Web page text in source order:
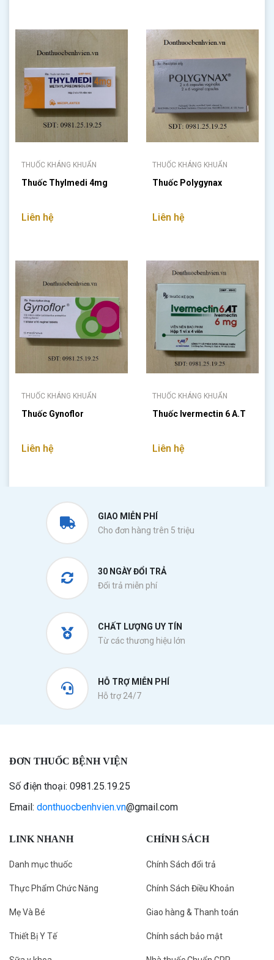
THUỐC KHÁNG KHUẨN
Thuốc Thylmedi 4mg
Liên hệ
THUỐC KHÁNG KHUẨN
Thuốc Polygynax
Liên hệ
THUỐC KHÁNG KHUẨN
Thuốc Gynoflor
Liên hệ
THUỐC KHÁNG KHUẨN
Thuốc Ivermectin 6 A.T
Liên hệ
GIAO MIỄN PHÍ
Cho đơn hàng trên 5 triệu
30 NGÀY ĐỔI TRẢ
Đổi trả miễn phí
CHẤT LƯỢNG UY TÍN
Từ các thương hiệu lớn
HỖ TRỢ MIỄN PHÍ
Hỗ trợ 24/7
ĐƠN THUỐC BỆNH VIỆN
Số điện thoại: 0981.25.19.25
Email: donthuocbenhvien.vn@gmail.com
LINK NHANH
Danh mục thuốc
Thực Phẩm Chức Năng
Mẹ Và Bé
Thiết Bị Y Tế
CHÍNH SÁCH
Chính Sách đổi trả
Chính Sách Điều Khoản
Giao hàng & Thanh toán
Chính sách bảo mật